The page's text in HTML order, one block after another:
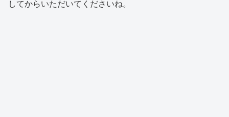
してからいただいてくださいね。